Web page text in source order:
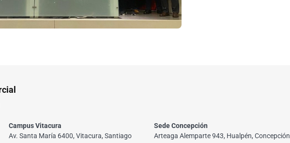
Campus Vitacura
Av. Santa María 6400, Vitacura, Santiago
Sede Concepción
Arteaga Alemparte 943, Hualpén, Concepción